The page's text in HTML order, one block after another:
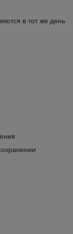
в тот же день